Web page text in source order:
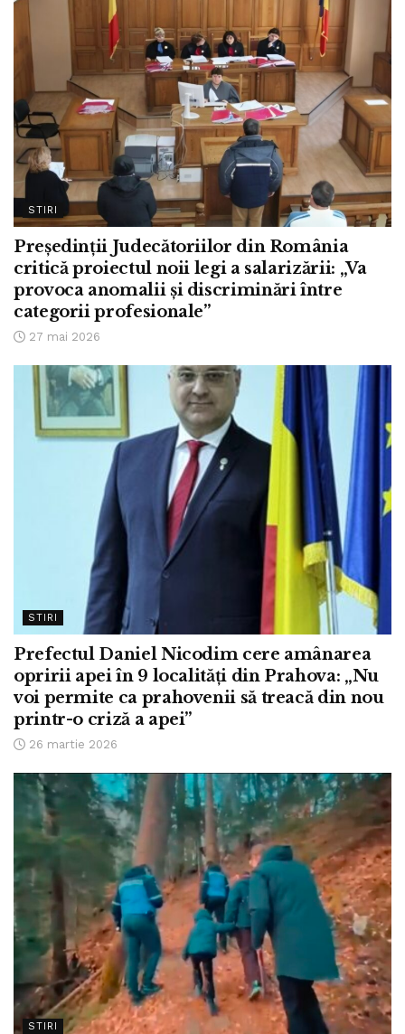
STIRI
Președinții Judecătoriilor din România
critică proiectul noii legi a salarizării: „Va
provoca anomalii și discriminări între
categorii profesionale”
27 mai 2026
STIRI
Prefectul Daniel Nicodim cere amânarea
opririi apei în 9 localități din Prahova: „Nu
voi permite ca prahovenii să treacă din nou
printr-o criză a apei”
26 martie 2026
STIRI